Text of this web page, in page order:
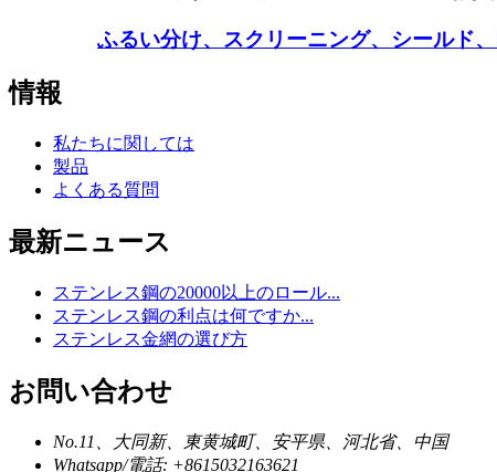
ふるい分け、スクリーニング、シールド
情報
私たちに関しては
製品
よくある質問
最新ニュース
ステンレス鋼の20000以上のロール...
ステンレス鋼の利点は何ですか...
ステンレス金網の選び方
お問い合わせ
No.11、大同新、東黄城町、安平県、河北省、中国
Whatsapp/電話: +8615032163621